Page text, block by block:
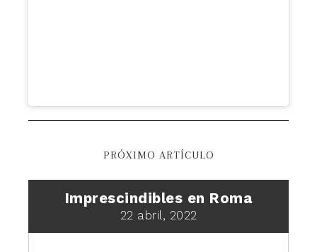
PRÓXIMO ARTÍCULO
Imprescindibles en Roma
22 abril, 2022